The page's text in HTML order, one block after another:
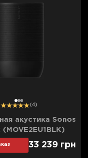
12 3 (4)
акустика Sonos
(MOVE2EU1BLK)
(Black)
33 239 грн